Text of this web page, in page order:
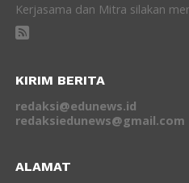
Kerjasama dan Mitra silakan
KIRIM BERITA
redaksi@edunews.id
redaksiedunews@gmail.com
ALAMAT